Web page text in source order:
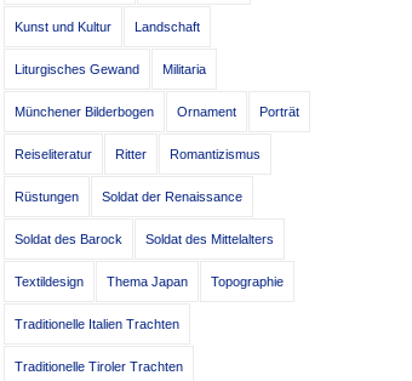
Kunst und Kultur Landschaft
Liturgisches Gewand Militaria
Münchener Bilderbogen Ornament Porträt
Reiseliteratur Ritter Romantizismus
Rüstungen Soldat der Renaissance
Soldat des Barock Soldat des Mittelalters
Textildesign Thema Japan Topographie
Traditionelle Italien Trachten
Traditionelle Tiroler Trachten